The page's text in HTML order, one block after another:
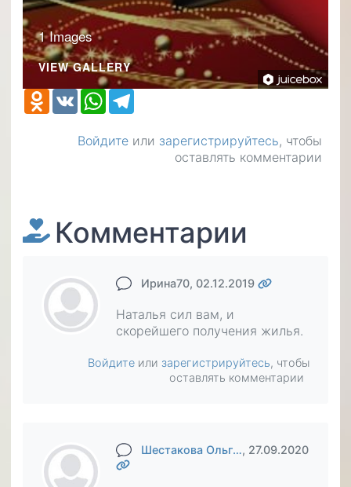
1 Images
VIEW GALLERY
Odnoklassniki
VK WhatsApp
Войдите или зарегистрируйтесь, чтобы
оставлять комментарии
Комментарии
Ирина70, 02.12.2019
Наталья сил вам, и
скорейшего получения жилья.
Войдите или зарегистрируйтесь, чтобы
оставлять комментарии
Шестакова Ольг…, 27.09.2020